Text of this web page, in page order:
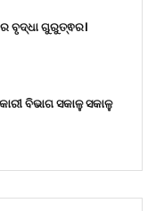
ବୃଦ୍ଧା ଗୁରୁତ୍ଵର।
ବିଭାଗ ସକାଳୁ ସକାଳୁ